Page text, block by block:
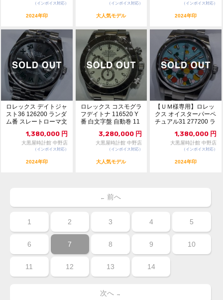
（インボイス対応）
2024年印
（インボイス対応）
大人気モデル
（インボイス対応）
2024年印
ロレックス デイトジャ
スト36 126200 ランダ
ム番 スレートローマ文
1,380,000 円
大黒屋時計館 中野店
（インボイス対応）
2024年印
ロレックス コスモグラ
フデイトナ 116520 Y
番 白文字盤 自動巻 11
3,280,000 円
大黒屋時計館 中野店
（インボイス対応）
大人気モデル
【ＵＭ様専用】ロレッ
クス オイスターパーペ
チュアル31 277200 ラ
1,380,000 円
大黒屋時計館 中野店
（インボイス対応）
2024年印
← 前へ
1 2 3 4 5
6 7 8 9 10
11 12 13 14
次へ →